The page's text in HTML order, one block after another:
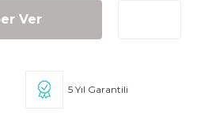
Ver
5 Yıl Garantili